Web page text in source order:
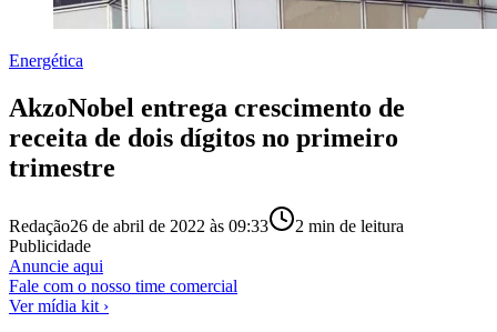
Energética
AkzoNobel entrega crescimento de
receita de dois dígitos no primeiro
trimestre
Redação26 de abril de 2022 às 09:33 2 min de leitura
Publicidade
Anuncie aqui
Fale com o nosso time comercial
Ver mídia kit ›